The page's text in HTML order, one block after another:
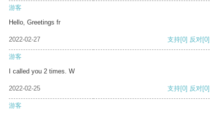
游客
Hello, Greetings fr
2022-02-27 支持[0] 反对[0]
游客
I called you 2 times. W
2022-02-25 支持[0] 反对[0]
游客